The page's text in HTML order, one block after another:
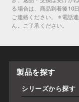
る場合は、商品到着後10
ご連絡ください。
※電話
ん。ご了承ください。
製品を探す
シリーズから探す